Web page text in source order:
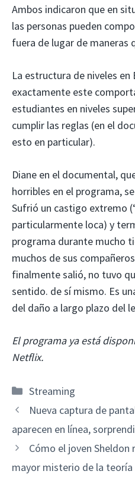
Ambos indicaron que en
las personas pueden
fuera de lugar de maneras
La estructura de niveles
exactamente este
estudiantes en niveles
cumplir las reglas (en el
esto en particular).
Diane en el documental,
horribles en el programa,
Sufrió un castigo extremo
particularmente loca) y
programa durante mucho
muchos de sus
finalmente salió, no tuvo
sentido. de sí mismo. Es
del daño a largo plazo del
El programa ya está
Netflix.
Categorías
Streaming
Nueva captura de
aparecen en línea,
Cómo el joven
mayor misterio de la teoría